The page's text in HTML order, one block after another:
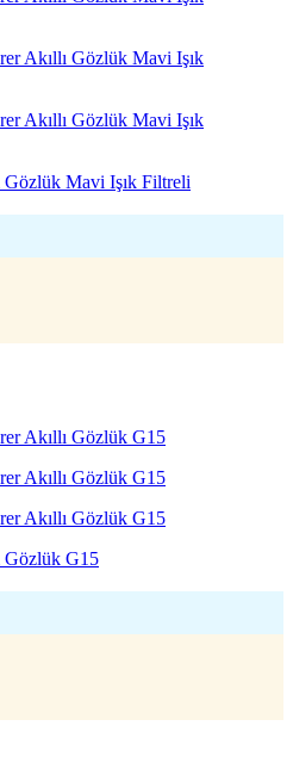
Gözlük Mavi Işık Filtreli
Gözlük G15